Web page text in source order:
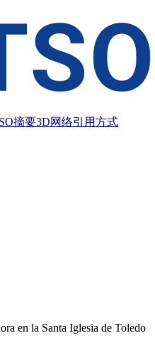
摘要3D网络引用方式
en la Santa Iglesia de Toledo